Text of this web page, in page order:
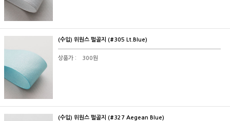
(수입) 위원스 펄골지 (#305 Lt.Blue)
상품가 : 300원
(수입) 위원스 펄골지 (#327 Aegean Blue)